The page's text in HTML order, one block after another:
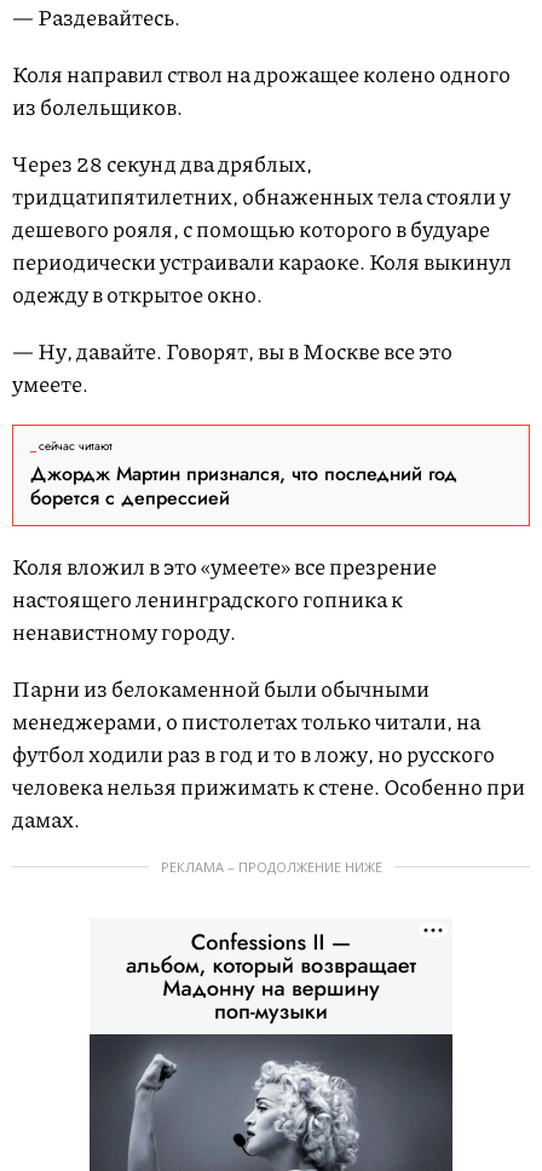
— Раздевайтесь.
Коля направил ствол на дрожащее колено одного
из болельщиков.
Через 28 секунд два дряблых,
тридцатипятилетних, обнаженных тела стояли у
дешевого рояля, с помощью которого в будуаре
периодически устраивали караоке. Коля выкинул
одежду в открытое окно.
— Ну, давайте. Говорят, вы в Москве все это
умеете.
сейчас читают
Джордж Мартин признался, что последний год
борется с депрессией
Коля вложил в это «умеете» все презрение
настоящего ленинградского гопника к
ненавистному городу.
Парни из белокаменной были обычными
менеджерами, о пистолетах только читали, на
футбол ходили раз в год и то в ложу, но русского
человека нельзя прижимать к стене. Особенно при
дамах.
РЕКЛАМА – ПРОДОЛЖЕНИЕ НИЖЕ